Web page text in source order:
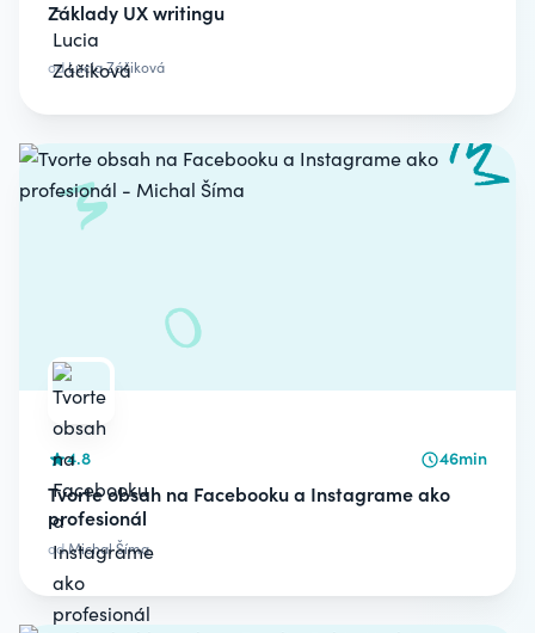
Základy UX writingu
odLucia Záčiková
4.8 46min
Tvorte obsah na Facebooku a Instagrame ako
profesionál
odMichal Šíma